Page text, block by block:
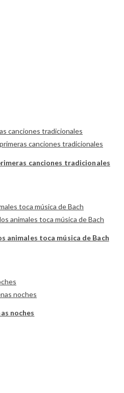
canciones tradicionales
animales toca música de Bach
noches